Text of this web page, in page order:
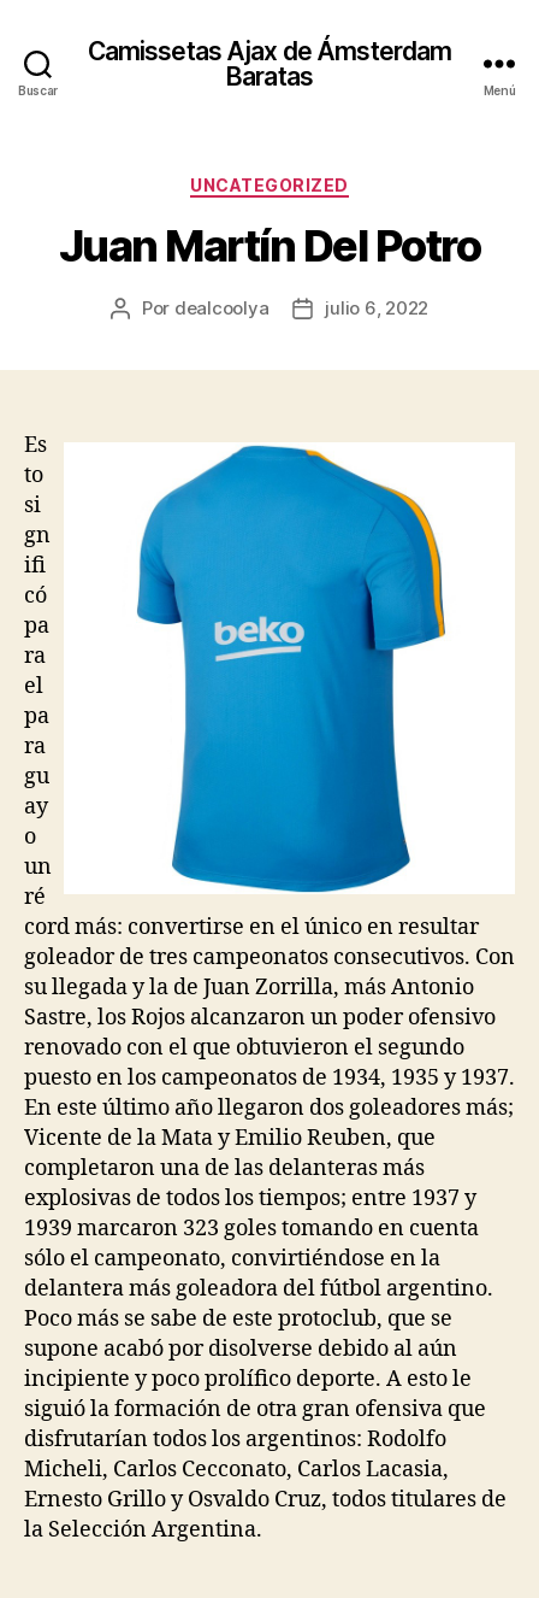
Buscar
Camissetas Ajax de Ámsterdam
Baratas
Menú
Categorías
UNCATEGORIZED
Juan Martín Del Potro
Autor
Por dealcoolya
Fechajulio 6, 2022
Es
to
si
gn
ifi
có
pa
ra
el
pa
ra
gu
ay
o
un
ré
cord más: convertirse en el único en resultar
goleador de tres campeonatos consecutivos. Con
su llegada y la de Juan Zorrilla, más Antonio
Sastre, los Rojos alcanzaron un poder ofensivo
renovado con el que obtuvieron el segundo
puesto en los campeonatos de 1934, 1935 y 1937.
En este último año llegaron dos goleadores más;
Vicente de la Mata y Emilio Reuben, que
completaron una de las delanteras más
explosivas de todos los tiempos; entre 1937 y
1939 marcaron 323 goles tomando en cuenta
sólo el campeonato, convirtiéndose en la
delantera más goleadora del fútbol argentino.
Poco más se sabe de este protoclub, que se
supone acabó por disolverse debido al aún
incipiente y poco prolífico deporte. A esto le
siguió la formación de otra gran ofensiva que
disfrutarían todos los argentinos: Rodolfo
Micheli, Carlos Cecconato, Carlos Lacasia,
Ernesto Grillo y Osvaldo Cruz, todos titulares de
la Selección Argentina.